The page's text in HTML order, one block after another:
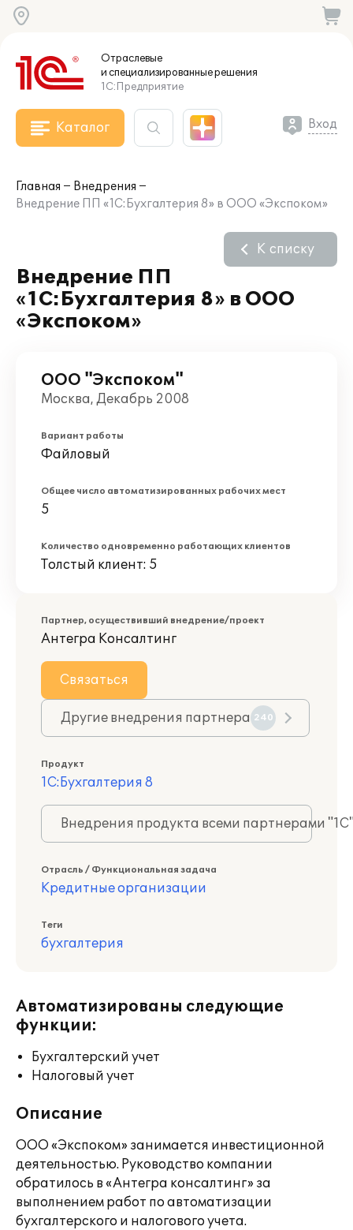
Отраслевые
и специализированныерешения
1С:Предприятие
Каталог Вход
Главная
Внедрения
Внедрение ПП «1С:Бухгалтерия 8» в ООО «Экспоком»
Внедрение ПП
«1С:Бухгалтерия 8» в ООО
«Экспоком»
К списку
ООО "Экспоком"
Москва, Декабрь 2008
Вариант работы
Файловый
Общее число автоматизированных рабочих мест
5
Количество одновременно работающих клиентов
Толстый клиент: 5
Партнер, осуществивший внедрение/проект
Антегра Консалтинг
Связаться
Другие внедрения партнера 240
Продукт
1С:Бухгалтерия 8
Внедрения продукта всеми партнерами
Отрасль / Функциональная задача
Кредитные организации
Теги
бухгалтерия
Автоматизированы следующие
функции:
Бухгалтерский учет
Налоговый учет
Описание
ООО «Экспоком» занимается инвестиционной
деятельностью. Руководство компании
обратилось в «Антегра консалтинг» за
выполнением работ по автоматизации
бухгалтерского и налогового учета.